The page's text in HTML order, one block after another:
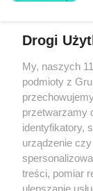
(w tym także
eksploatacji w
Internecie bez
lub wykorzystanie
prawa, tzn. bez
może być ścigane
Drogi
My, naszych
podmioty z
przetwarzamy
identyfikatory,
urządzenie
treści, pomiar
ulepszanie